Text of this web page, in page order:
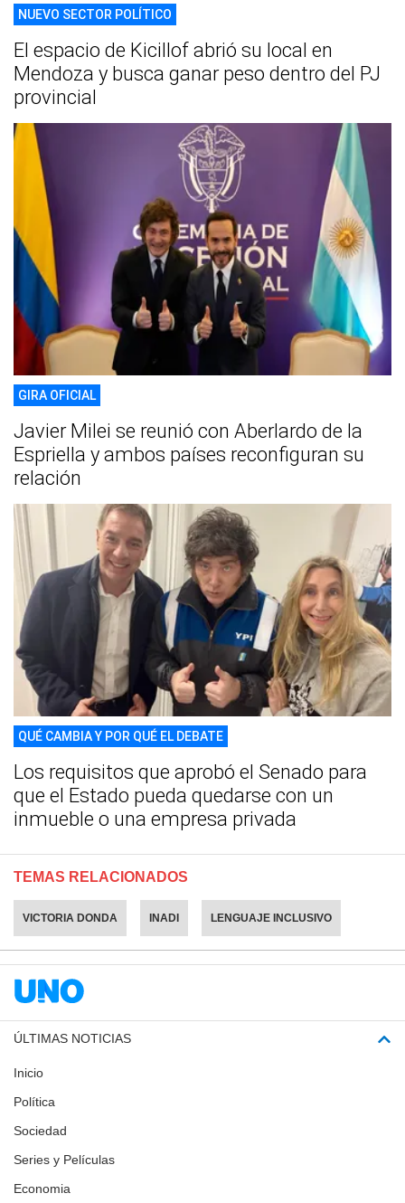
NUEVO SECTOR POLÍTICO
El espacio de Kicillof abrió su local en
Mendoza y busca ganar peso dentro del PJ
provincial
GIRA OFICIAL
Javier Milei se reunió con Aberlardo de la
Espriella y ambos países reconfiguran su
relación
QUÉ CAMBIA Y POR QUÉ EL DEBATE
Los requisitos que aprobó el Senado para
que el Estado pueda quedarse con un
inmueble o una empresa privada
TEMAS RELACIONADOS
VICTORIA DONDA INADI LENGUAJE INCLUSIVO
ÚLTIMAS NOTICIAS
Inicio
Política
Sociedad
Series y Películas
Economia